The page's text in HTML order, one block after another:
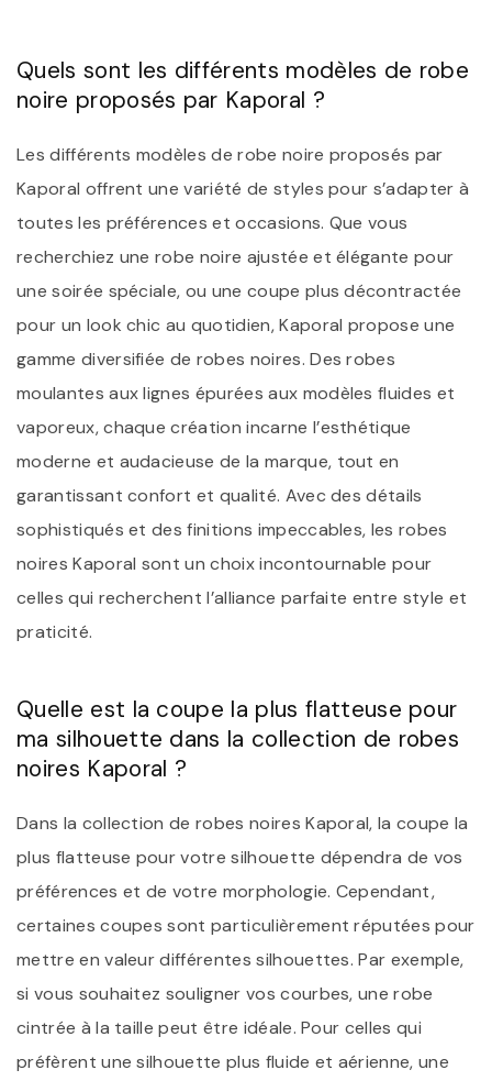
Quels sont les différents modèles de robe
noire proposés par Kaporal ?
Les différents modèles de robe noire proposés par
Kaporal offrent une variété de styles pour s’adapter à
toutes les préférences et occasions. Que vous
recherchiez une robe noire ajustée et élégante pour
une soirée spéciale, ou une coupe plus décontractée
pour un look chic au quotidien, Kaporal propose une
gamme diversifiée de robes noires. Des robes
moulantes aux lignes épurées aux modèles fluides et
vaporeux, chaque création incarne l’esthétique
moderne et audacieuse de la marque, tout en
garantissant confort et qualité. Avec des détails
sophistiqués et des finitions impeccables, les robes
noires Kaporal sont un choix incontournable pour
celles qui recherchent l’alliance parfaite entre style et
praticité.
Quelle est la coupe la plus flatteuse pour
ma silhouette dans la collection de robes
noires Kaporal ?
Dans la collection de robes noires Kaporal, la coupe la
plus flatteuse pour votre silhouette dépendra de vos
préférences et de votre morphologie. Cependant,
certaines coupes sont particulièrement réputées pour
mettre en valeur différentes silhouettes. Par exemple,
si vous souhaitez souligner vos courbes, une robe
cintrée à la taille peut être idéale. Pour celles qui
préfèrent une silhouette plus fluide et aérienne, une